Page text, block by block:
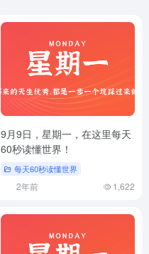
9月9日，星期一，在这里每天
60秒读懂世界！
每天60秒读懂世界
2年前 1,622